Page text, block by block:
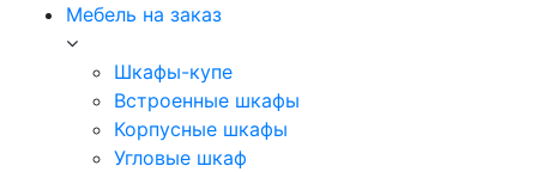
Мебель на заказ
Шкафы-купе
Встроенные шкафы
Корпусные шкафы
Угловые шкаф